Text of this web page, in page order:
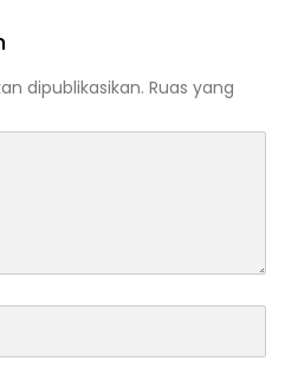
dipublikasikan. Ruas yang